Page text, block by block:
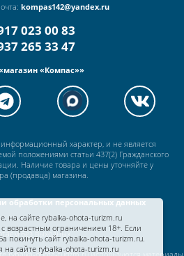
kompas142@yandex.ru
023 00 83
265 33 47
«Компас»»
характер, и не является
положениями статьи 437(2) Гражданского
Наличие товара и цены уточняйте у
(продавца) магазина.
обработки персональных данных
без выходных
на сайте rybalka-ohota-turizm.ru
возрастным ограничением 18+. Если
покинуть сайт rybalka-ohota-turizm.ru.
сайте rybalka-ohota-turizm.ru